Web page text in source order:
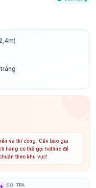
và thi công. Cần báo giá
hàng có thể gọi hotline để
theo khu vực!
ĐỔI TRẢ